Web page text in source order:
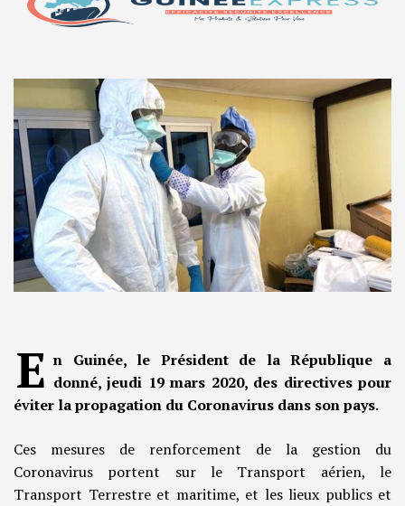
E n Guinée, le Président de la République a
donné, jeudi 19 mars 2020, des directives pour
éviter la propagation du Coronavirus dans son pays.
Ces mesures de renforcement de la gestion du
Coronavirus portent sur le Transport aérien, le
Transport Terrestre et maritime, et les lieux publics et